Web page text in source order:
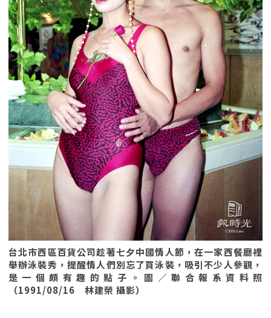
台北市西區百貨公司趁著七夕中國情人節，在一家西餐廳裡
舉辦泳裝秀，提醒情人們別忘了買泳裝，吸引不少人參觀，
是一個頗有趣的點子。圖／聯合報系資料照
（1991/08/16 林建榮 攝影）